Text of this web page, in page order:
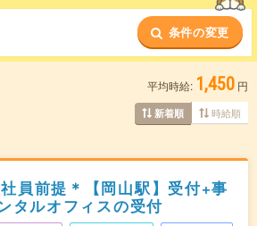
条件の変更
平均時給: 1,450 円
新着順 時給順
員前提＊【岡山駅】受付+事
タルオフィスの受付